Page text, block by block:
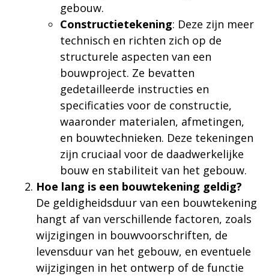
gebouw.
Constructietekening: Deze zijn meer
technisch en richten zich op de
structurele aspecten van een
bouwproject. Ze bevatten
gedetailleerde instructies en
specificaties voor de constructie,
waaronder materialen, afmetingen,
en bouwtechnieken. Deze tekeningen
zijn cruciaal voor de daadwerkelijke
bouw en stabiliteit van het gebouw.
Hoe lang is een bouwtekening geldig?
De geldigheidsduur van een bouwtekening
hangt af van verschillende factoren, zoals
wijzigingen in bouwvoorschriften, de
levensduur van het gebouw, en eventuele
wijzigingen in het ontwerp of de functie